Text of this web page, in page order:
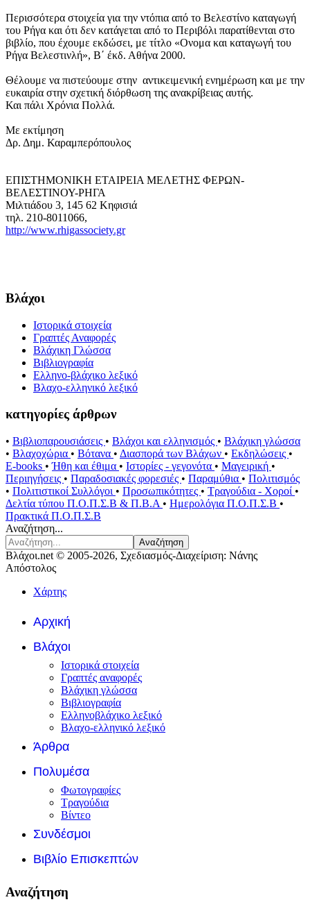
Περισσότερα στοιχεία για την ντόπια από το Βελεστίνο καταγωγή
του Ρήγα και ότι δεν κατάγεται από το Περιβόλι παρατίθενται στο
βιβλίο, που έχουμε εκδώσει, με τίτλο «Ονομα και καταγωγή του
Ρήγα Βελεστινλή», Β΄ έκδ. Αθήνα 2000.
Θέλουμε να πιστεύουμε στην αντικειμενική ενημέρωση και με την
ευκαιρία στην σχετική διόρθωση της ανακρίβειας αυτής.
Και πάλι Χρόνια Πολλά.
Με εκτίμηση
Δρ. Δημ. Καραμπερόπουλος
ΕΠΙΣΤΗΜΟΝΙΚΗ ΕΤΑΙΡΕΙΑ ΜΕΛΕΤΗΣ ΦΕΡΩΝ-
ΒΕΛΕΣΤΙΝΟΥ-ΡΗΓΑ
Μιλτιάδου 3, 145 62 Κηφισιά
τηλ. 210-8011066,
http://www.rhigassociety.gr
Βλάχοι
Ιστορικά στοιχεία
Γραπτές Αναφορές
Βλάχικη Γλώσσα
Βιβλιογραφία
Ελληνο-βλάχικο λεξικό
Βλαχο-ελληνικό λεξικό
κατηγορίες άρθρων
• Βιβλιοπαρουσιάσεις • Βλάχοι και ελληνισμός • Βλάχικη γλώσσα
• Βλαχοχώρια • Βότανα • Διασπορά των Βλάχων • Εκδηλώσεις •
E-books •Ήθη και έθιμα • Ιστορίες - γεγονότα • Μαγειρική •
Περιηγήσεις • Παραδοσιακές φορεσιές • Παραμύθια • Πολιτισμός
• Πολιτιστικοί Συλλόγοι • Προσωπικότητες • Τραγούδια - Χοροί •
Δελτία τύπου Π.Ο.Π.Σ.Β & Π.Β.Α • Ημερολόγια Π.Ο.Π.Σ.Β •
Πρακτικά Π.Ο.Π.Σ.Β
Αναζήτηση...
Αναζήτηση
Βλάχοι.net © 2005-2026, Σχεδιασμός-Διαχείριση: Νάνης
Απόστολος
Χάρτης
Αρχική
Βλάχοι
Ιστορικά στοιχεία
Γραπτές αναφορές
Βλάχικη γλώσσα
Βιβλιογραφία
Ελληνοβλάχικο λεξικό
Βλαχο-ελληνικό λεξικό
Άρθρα
Πολυμέσα
Φωτογραφίες
Τραγούδια
Βίντεο
Συνδέσμοι
Βιβλίο Επισκεπτών
Αναζήτηση